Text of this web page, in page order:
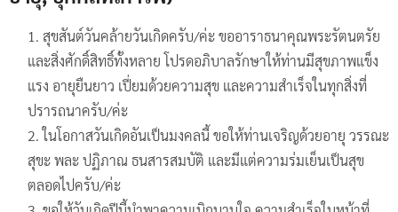
สุขสันต์วันคล้ายวันเกิดครับ/ค่ะ ขออาราธนาคุณพระรัตนตรัย
และสิ่งศักดิ์สิทธิ์ทั้งหลาย โปรดอภิบาลรักษาให้ท่านมีสุขภาพแข็ง
แรง อายุยืนยาว เปี่ยมด้วยความสุข และความสำเร็จในทุกสิ่งที่
ปรารถนาครับ/ค่ะ
ในโอกาสวันเกิดอันเป็นมงคลนี้ ขอให้ท่านเจริญด้วยอายุ วรรณะ
สุขะ พละ ปฏิภาณ ธนสารสมบัติ และมีแต่ความร่มเย็นเป็นสุข
ตลอดไปครับ/ค่ะ